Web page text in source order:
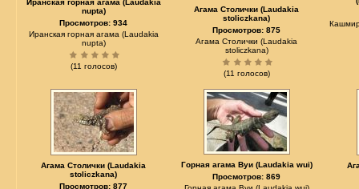
Иранская горная агама (Laudakia
nupta)
Просмотров: 934
Иранская горная агама (Laudakia
nupta)
(11 голосов)
Агама Столички (Laudakia
stoliczkana)
Просмотров: 875
Агама Столички (Laudakia
stoliczkana)
(11 голосов)
Агама Столички (Laudakia
stoliczkana)
Просмотров: 877
Горная агама Вуи (Laudakia wui)
Просмотров: 869